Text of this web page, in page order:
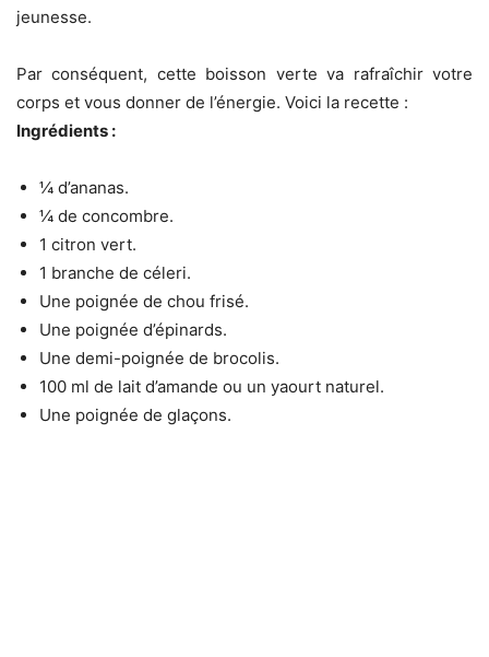
jeunesse.
Par conséquent, cette boisson verte va rafraîchir votre
corps et vous donner de l’énergie. Voici la recette :
Ingrédients :
¼ d’ananas.
¼ de concombre.
1 citron vert.
1 branche de céleri.
Une poignée de chou frisé.
Une poignée d’épinards.
Une demi-poignée de brocolis.
100 ml de lait d’amande ou un yaourt naturel.
Une poignée de glaçons.